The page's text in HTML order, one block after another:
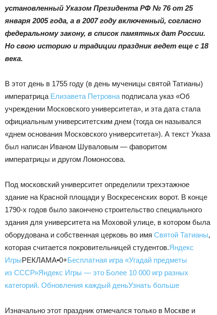
Тюменцевский
район
установленный Указом Президента РФ № 76 от 25
января 2005 года, а в 2007 году включенный, согласно
федеральному закону, в список памятных дат России.
Но свою историю и традиции праздник ведет еще с 18
века.
В этот день в 1755 году (в день мученицы святой Татианы)
императрица Елизавета Петровна подписала указ «Об
учреждении Московского университета», и эта дата стала
официальным университетским днем (тогда он назывался
«днем основания Московского университета»). А текст Указа
был написан Иваном Шуваловым — фаворитом
императрицы и другом Ломоносова.
Под московский университет определили трехэтажное
здание на Красной площади у Воскресенских ворот. В конце
1790-х годов было закончено строительство специального
здания для университета на Моховой улице, в котором была
оборудована и собственная церковь во имя Святой Татианы,
которая считается покровительницей студентов.Яндекс
ИгрыРЕКЛАМА•0+Бесплатная игра «Угадай предметы
из СССР»Яндекс Игры — это Более 10 000 игр разных
категорий. Обновления каждый деньУзнать больше
Изначально этот праздник отмечался только в Москве и